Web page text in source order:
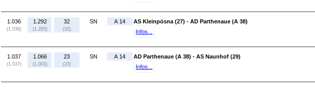
1.036
(1.036)
1.292
(1.205)
32
(32)
SN A 14
AS Kleinpösna (27) - AD Parthenaue (A 38)
Infos...
1.037
(1.037)
1.066
(1.003)
23
(23)
SN A 14
AD Parthenaue (A 38) - AS Naunhof (29)
Infos...